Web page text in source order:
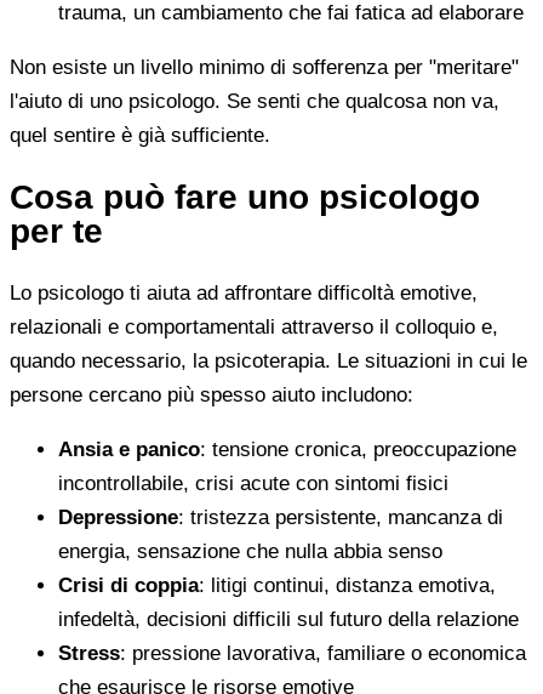
trauma, un cambiamento che fai fatica ad elaborare
Non esiste un livello minimo di sofferenza per "meritare"
l'aiuto di uno psicologo. Se senti che qualcosa non va,
quel sentire è già sufficiente.
Cosa può fare uno psicologo
per te
Lo psicologo ti aiuta ad affrontare difficoltà emotive,
relazionali e comportamentali attraverso il colloquio e,
quando necessario, la psicoterapia. Le situazioni in cui le
persone cercano più spesso aiuto includono:
Ansia e panico: tensione cronica, preoccupazione
incontrollabile, crisi acute con sintomi fisici
Depressione: tristezza persistente, mancanza di
energia, sensazione che nulla abbia senso
Crisi di coppia: litigi continui, distanza emotiva,
infedeltà, decisioni difficili sul futuro della relazione
Stress: pressione lavorativa, familiare o economica
che esaurisce le risorse emotive